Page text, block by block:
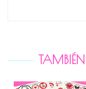
TAMBIÉN